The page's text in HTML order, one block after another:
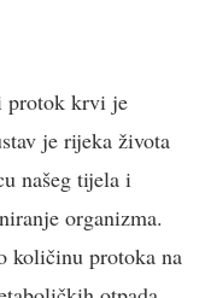
protok krvi je
je rijeka života
našeg tijela i
organizma.
količinu protoka na